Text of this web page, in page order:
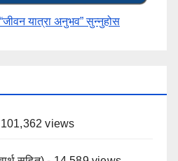
यात्रा अनुभव” ​सुन्नुहोस
views